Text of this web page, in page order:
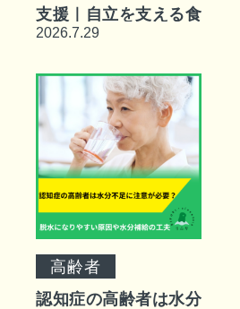
支援｜自立を支える食
具の工夫と自分で食べ
2026.7.29
高齢者
認知症の高齢者は水分